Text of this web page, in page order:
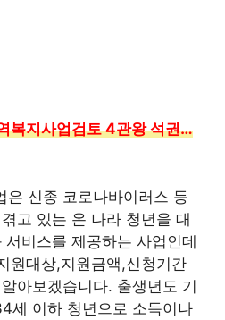
복지사업검토 4관왕 석권…
은 신종 코로나바이러스 등
고 있는 온 나라 청년을 대
비스를 제공하는 사업인데
원대상,지원금액,신청기간
아보겠습니다. 출생년도 기
세 이하 청년으로 소득이나